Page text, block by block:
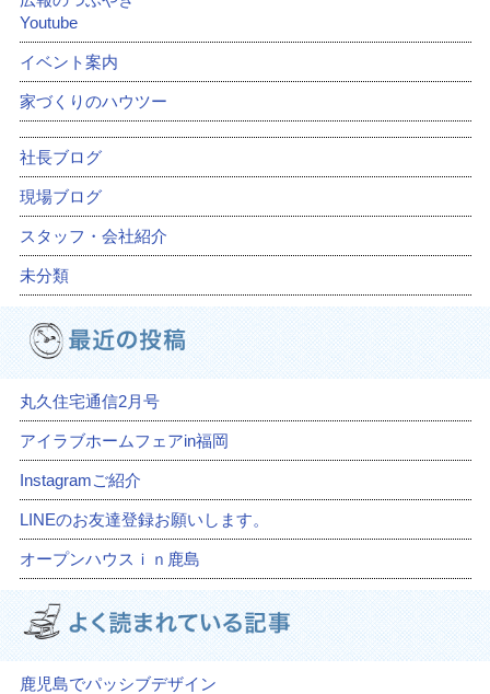
Youtube
イベント案内
家づくりのハウツー
社長ブログ
現場ブログ
スタッフ・会社紹介
未分類
丸久住宅通信2月号
アイラブホームフェアin福岡
Instagramご紹介
LINEのお友達登録お願いします。
オープンハウスｉｎ鹿島
鹿児島でパッシブデザイン